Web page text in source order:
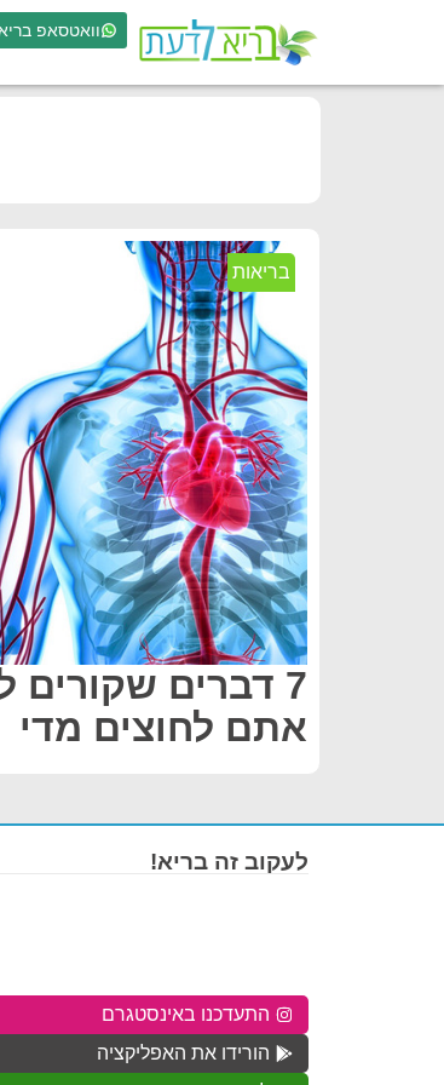
וואטסאפ
בריאות
7 דברים
אתם לחוצים מדי
לעקוב זה בריא!
התעדכנו באינסטגרם
הורידו את האפליקציה